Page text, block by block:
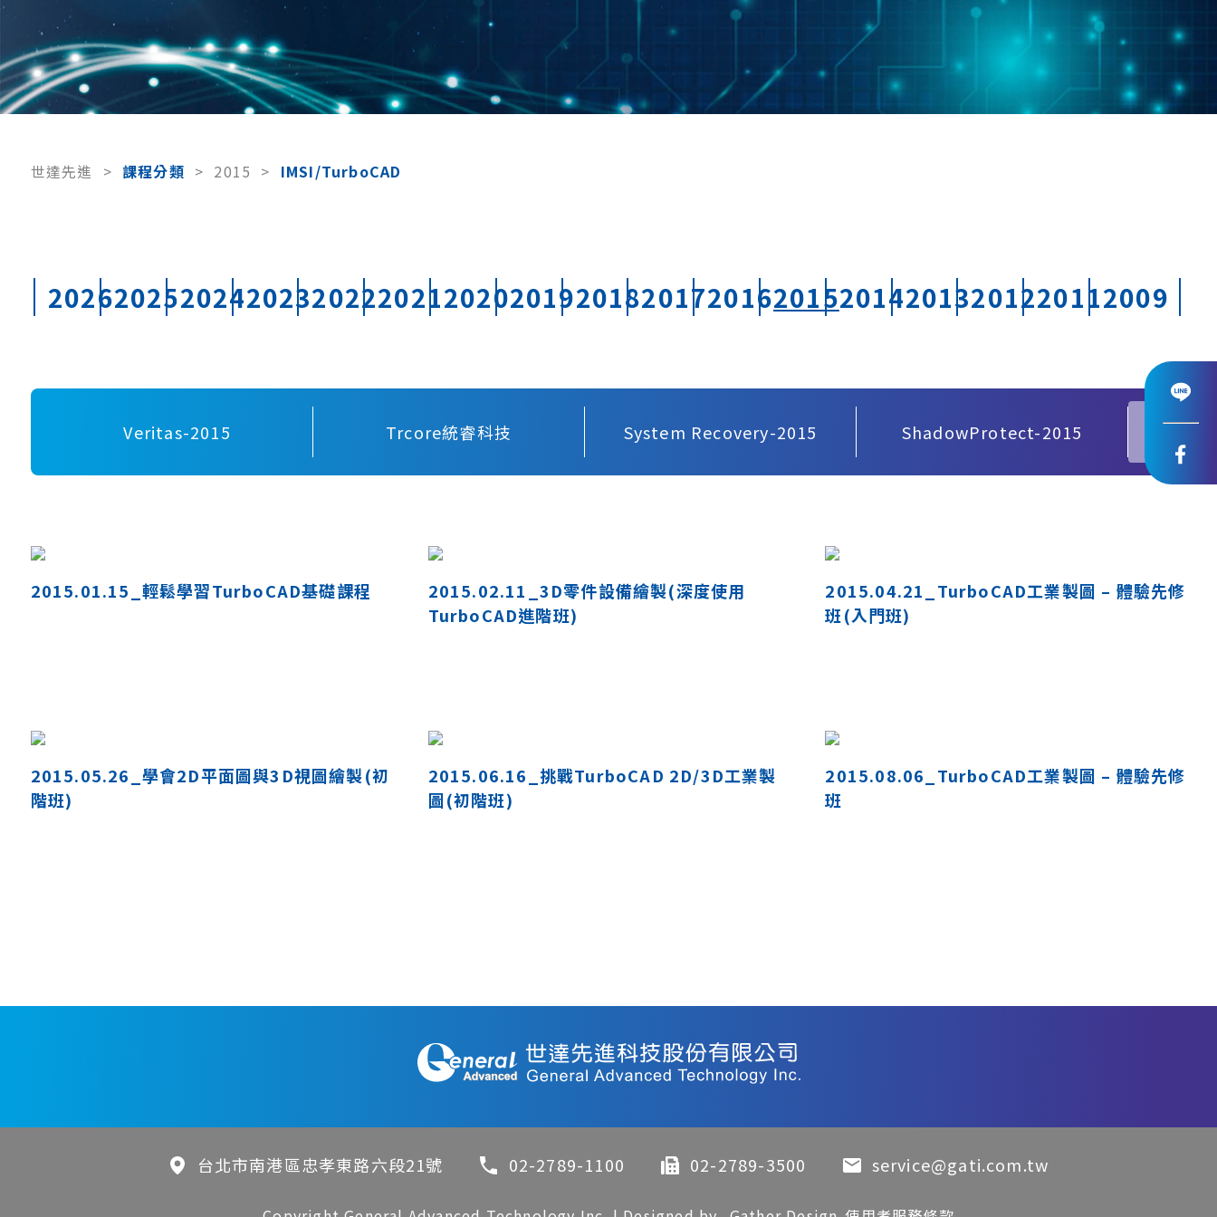
世達先進 > 課程分類 > 2015 > IMSI/TurboCAD
20262025202420232022202120202019201820172016201520142013201220112009
Veritas-2015 Trcore統睿科技 System Recovery-2015 ShadowProtect-2015
2015.01.15_輕鬆學習TurboCAD基礎課程
2015.02.11_3D零件設備繪製(深度使用
TurboCAD進階班)
2015.04.21_TurboCAD工業製圖 – 體驗先修
班(入門班)
2015.05.26_學會2D平面圖與3D視圖繪製(初
階班)
2015.06.16_挑戰TurboCAD 2D/3D工業製
圖(初階班)
2015.08.06_TurboCAD工業製圖 – 體驗先修
班
台北市南港區忠孝東路六段21號 02-2789-1100 02-2789-3500 service@gati.com.tw